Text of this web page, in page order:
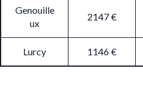
Genouille
ux
2147 €
Lurcy 1146 €